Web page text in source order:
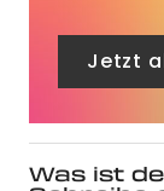
Jetzt
Was ist